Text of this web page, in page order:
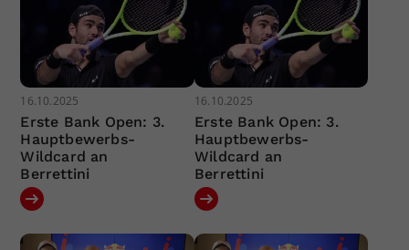
16.10.2025
Erste Bank Open: 3.
Hauptbewerbs-
Wildcard an
Berrettini
16.10.2025
Erste Bank Open: 3.
Hauptbewerbs-
Wildcard an
Berrettini